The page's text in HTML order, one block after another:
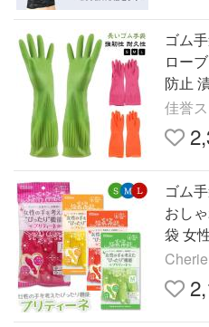
ゴム
ロー
防止
業用
佳誉
ゴム
おし
袋 女
ダン
いい